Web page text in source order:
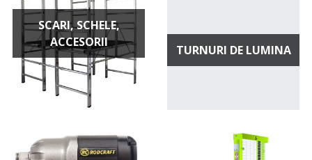
SCARI, SCHELE,
ACCESORII
TURNURI DE LUMINA